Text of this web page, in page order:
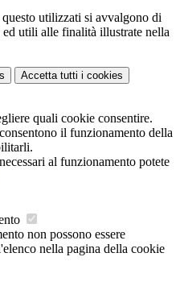
utilizzati si avvalgono di
utili alle finalità illustrate nella
Accetta tutti i cookies
quali cookie consentire.
il funzionamento della
al funzionamento potete
non possono essere
nella pagina della cookie